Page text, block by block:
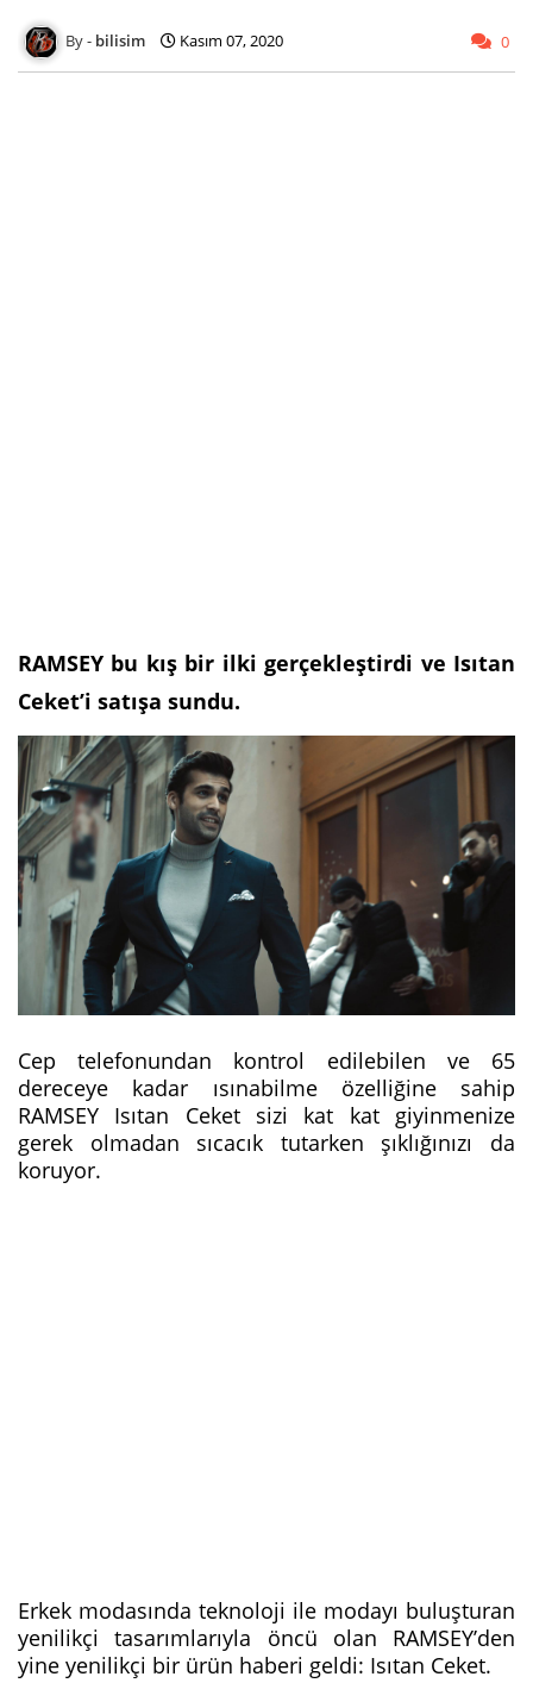
bilisim Kasım 07, 2020 0
RAMSEY bu kış bir ilki gerçekleştirdi ve Isıtan
Ceket’i satışa sundu.
Cep telefonundan kontrol edilebilen ve 65
dereceye kadar ısınabilme özelliğine sahip
RAMSEY Isıtan Ceket sizi kat kat giyinmenize
gerek olmadan sıcacık tutarken şıklığınızı da
koruyor.
Erkek modasında teknoloji ile modayı buluşturan
yenilikçi tasarımlarıyla öncü olan RAMSEY’den
yine yenilikçi bir ürün haberi geldi: Isıtan Ceket.